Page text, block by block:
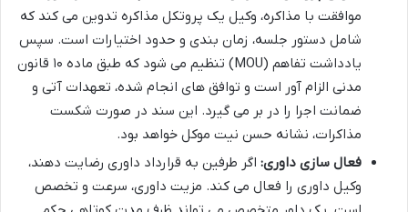
موافقت با مذاکره، وکیل یک پروتکل مذاکره تدوین می کند که
شامل دستور جلسه، زمان بندی و حدود اختیارات است. سپس
یادداشت تفاهم (MOU) تنظیم می شود که طبق ماده ۱۰ قانون
مدنی الزام آور است و توافق های انجام شده، تعهدات آتی و
ضمانت اجرا را در بر می گیرد. این سند در صورت شکست
مذاکرات، نشانه حسن نیت موکل خواهد بود.
فعال سازی داوری: اگر طرفین به قرارداد داوری رضایت دهند،
وکیل داوری را فعال می کند. مزیت داوری، سرعت و تخصص